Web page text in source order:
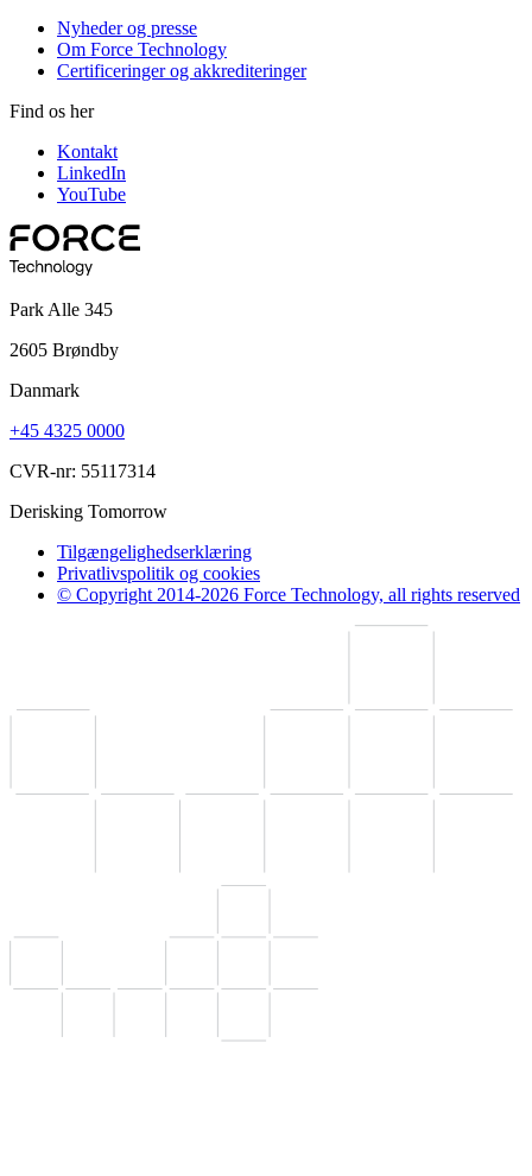
Nyheder og presse
Om Force Technology
Certificeringer og akkrediteringer
Find os her
Kontakt
LinkedIn
YouTube
Park Alle 345
2605 Brøndby
Danmark
+45 4325 0000
CVR-nr: 55117314
Derisking Tomorrow
Tilgængelighedserklæring
Privatlivspolitik og cookies
© Copyright 2014-2026 Force Technology, all rights reserved